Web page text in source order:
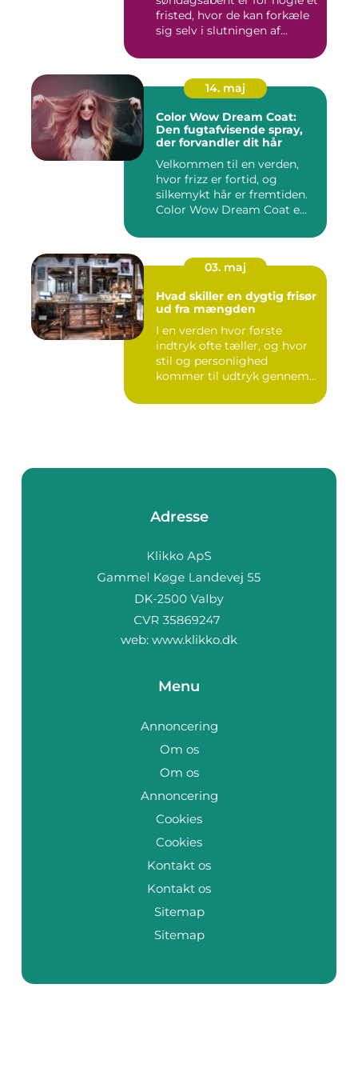
fristed, hvor de kan forkæle
sig selv i slutningen af...
14. maj
Color Wow Dream Coat:
Den fugtafvisende spray,
der forvandler dit hår
Velkommen til en verden,
hvor frizz er fortid, og
silkemykt hår er fremtiden.
Color Wow Dream Coat e...
03. maj
Hvad skiller en dygtig frisør
ud fra mængden
I en verden hvor første
indtryk ofte tæller, og hvor
stil og personlighed
kommer til udtryk gennem
Adresse
web: www.klikko.dk
Menu
Annoncering
Om os
Om os
Annoncering
Cookies
Cookies
Kontakt os
Kontakt os
Sitemap
Sitemap